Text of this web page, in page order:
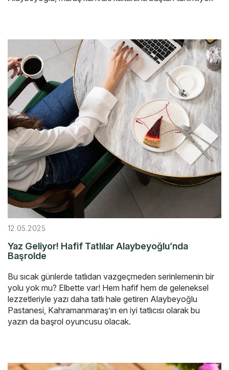
12.05.2025
Yaz Geliyor! Hafif Tatlılar Alaybeyoğlu’nda
Başrolde
Bu sıcak günlerde tatlıdan vazgeçmeden serinlemenin bir
yolu yok mu? Elbette var! Hem hafif hem de geleneksel
lezzetleriyle yazı daha tatlı hale getiren Alaybeyoğlu
Pastanesi, Kahramanmaraş’ın en iyi tatlıcısı olarak bu
yazın da başrol oyuncusu olacak.